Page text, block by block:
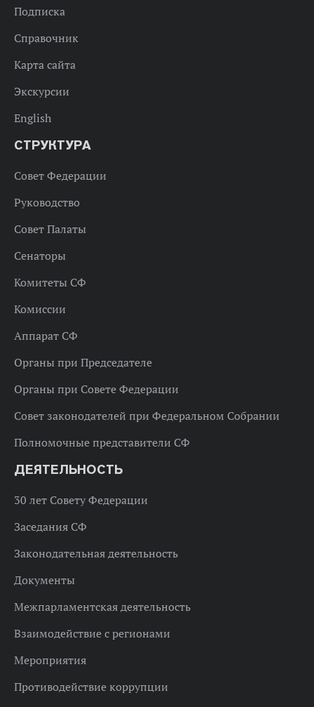
Подписка
Справочник
Карта сайта
Экскурсии
English
СТРУКТУРА
Совет Федерации
Руководство
Совет Палаты
Сенаторы
Комитеты СФ
Комиссии
Аппарат СФ
Органы при Председателе
Органы при Совете Федерации
Совет законодателей при Федеральном Собрании
Полномочные представители СФ
ДЕЯТЕЛЬНОСТЬ
30 лет Совету Федерации
Заседания СФ
Законодательная деятельность
Документы
Межпарламентская деятельность
Взаимодействие с регионами
Мероприятия
Противодействие коррупции